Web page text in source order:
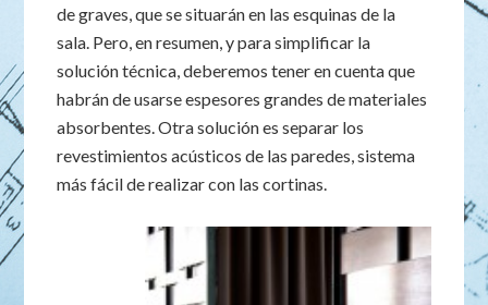
de graves, que se situarán en las esquinas de la
sala. Pero, en resumen, y para simplificar la
solución técnica, deberemos tener en cuenta que
habrán de usarse espesores grandes de materiales
absorbentes. Otra solución es separar los
revestimientos acústicos de las paredes, sistema
más fácil de realizar con las cortinas.